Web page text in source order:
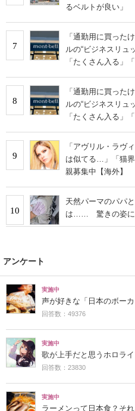
るベルトが良い」
7
「通勤用に買った
ルの“ビジネスリュ
「たくさん入る」
8
「通勤用に買った
ルの“ビジネスリュ
「たくさん入る」
9
「アヴリル・ラヴ
は似てる…」「猫
親募集中【海外】
10
天然パーマのパパ
は…… 驚きの姿に
アンケート
実施中
声が好きな「日本のボー
回答数：49376
実施中
歌が上手だと思うホロラ
回答数：23830
実施中
ラーメンって日本食？そ